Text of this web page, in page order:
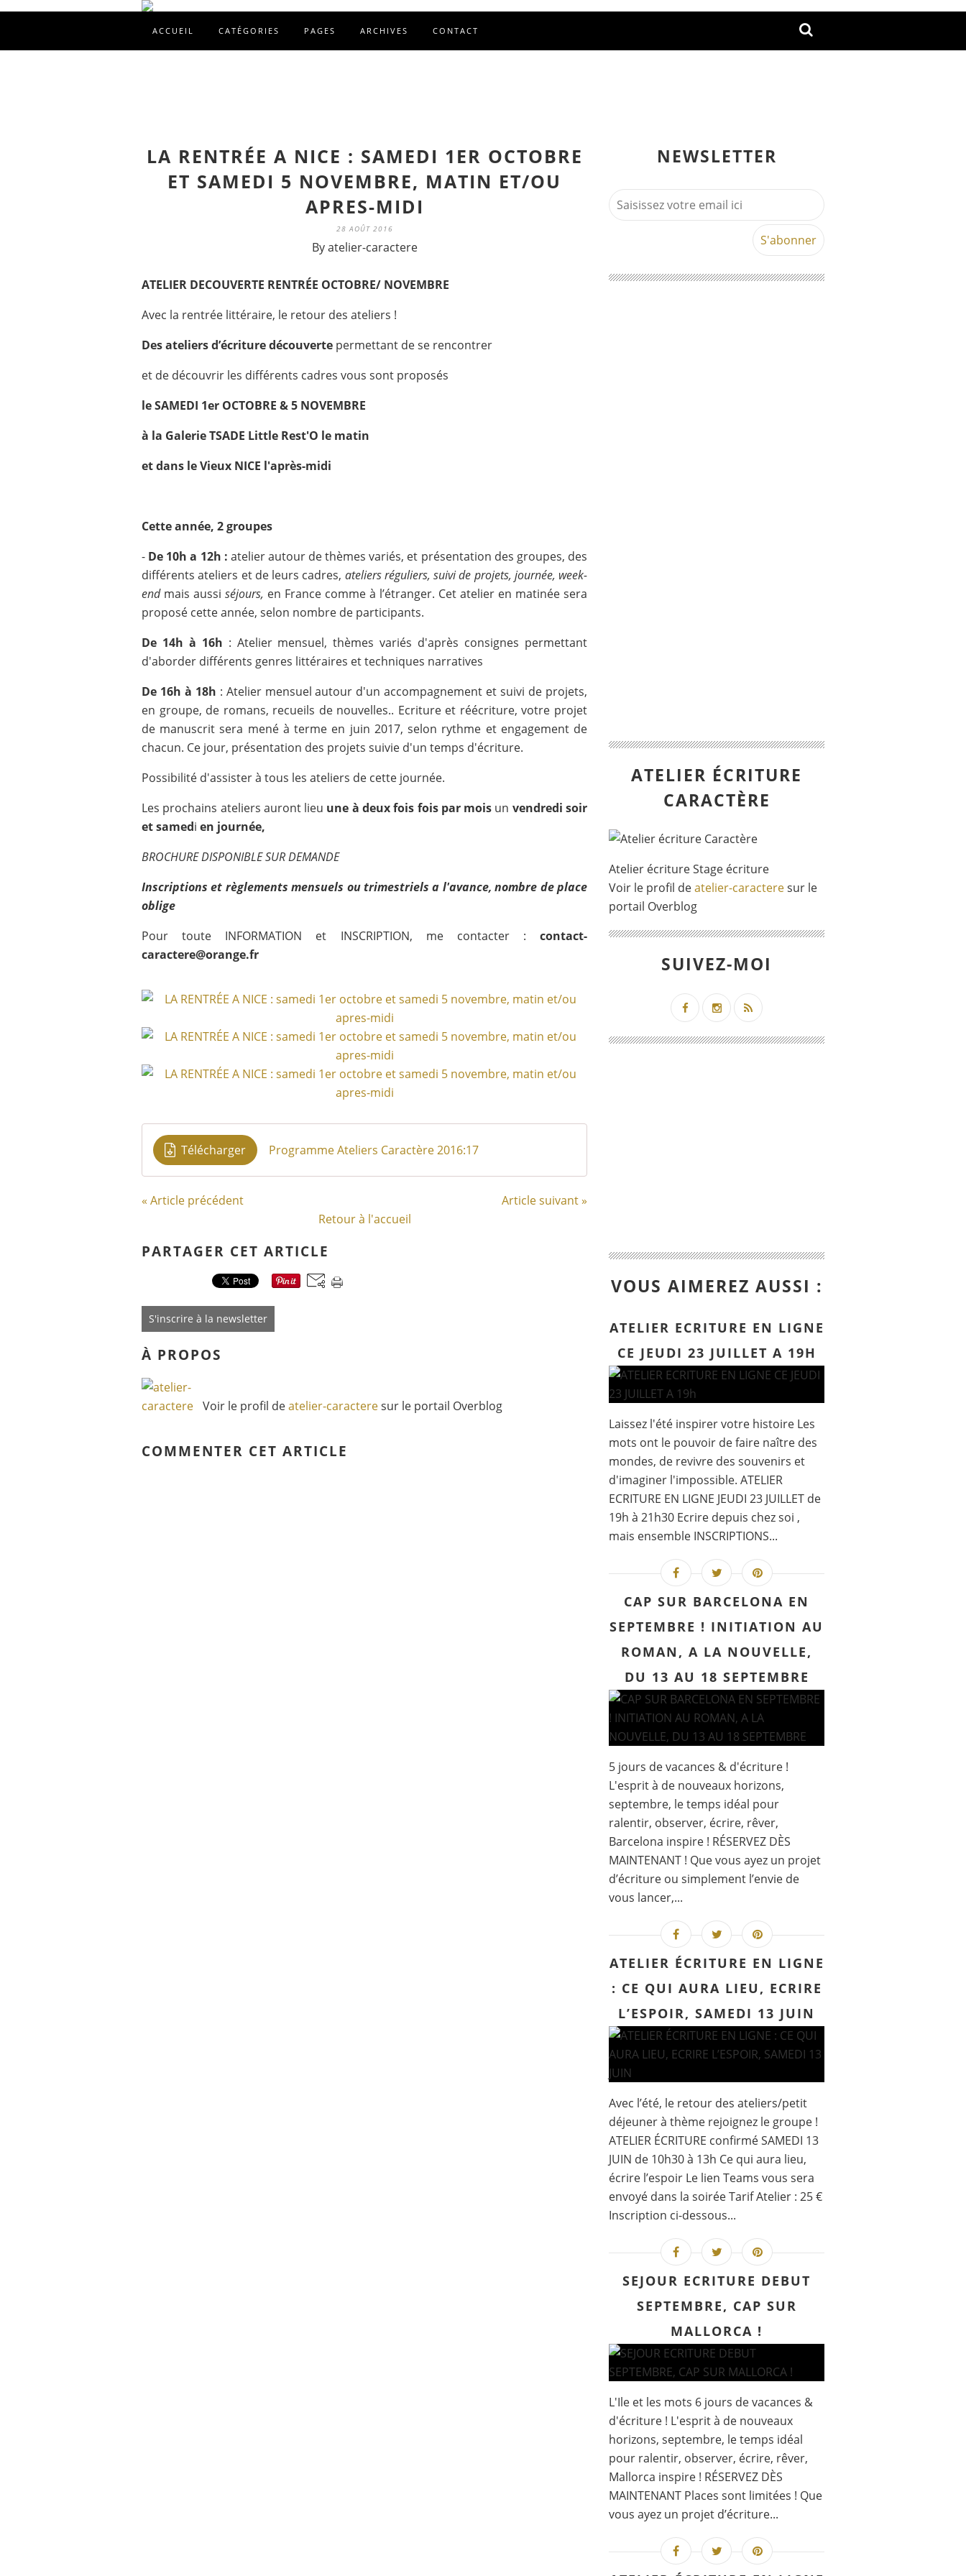
ACCUEIL CATÉGORIES PAGES ARCHIVES CONTACT
LA RENTRÉE A NICE : SAMEDI 1ER OCTOBRE
ET SAMEDI 5 NOVEMBRE, MATIN ET/OU
APRES-MIDI
28 AOÛT 2016
By atelier-caractere
ATELIER DECOUVERTE RENTRÉE OCTOBRE/ NOVEMBRE
Avec la rentrée littéraire, le retour des ateliers !
Des ateliersd’écriture découverte permettant de se rencontrer
et de découvrir les différents cadres vous sont proposés
le SAMEDI 1er OCTOBRE & 5 NOVEMBRE
à la Galerie TSADE Little Rest'O le matin
et dans le Vieux NICE l'après-midi
Cette année, 2 groupes
- De 10h a 12h : atelier autour de thèmes variés, et présentation des groupes, des
différents ateliers et de leurs cadres, ateliers réguliers, suivi de projets, journée, week-
end mais aussi séjours, en France comme à l’étranger. Cet atelier en matinée sera
proposé cette année, selon nombre de participants.
De 14h à 16h : Atelier mensuel, thèmes variés d'après consignes permettant
d'aborder différents genres littéraires et techniques narratives
De 16h à 18h : Atelier mensuel autour d'un accompagnement et suivi de projets,
en groupe, de romans, recueils de nouvelles.. Ecriture et réécriture, votre projet
de manuscrit sera mené à terme en juin 2017, selon rythme et engagement de
chacun. Ce jour, présentation des projets suivie d'un temps d'écriture.
Possibilité d'assister à tous les ateliers de cette journée.
Les prochains ateliers auront lieu une à deux fois fois par mois un vendredi soir
et samedi en journée,
BROCHURE DISPONIBLE SUR DEMANDE
Inscriptions et règlements mensuels ou trimestriels a l'avance, nombre de place
oblige
Pour toute INFORMATION et INSCRIPTION, me contacter : contact-
caractere@orange.fr
Télécharger Programme Ateliers Caractère 2016:17
« Article précédent
Article suivant »
Retour à l'accueil
PARTAGER CET ARTICLE
S'inscrire à la newsletter
À PROPOS
Voir le profil deatelier-caracteresur le portail Overblog
COMMENTER CET ARTICLE
NEWSLETTER
ATELIER ÉCRITURE
CARACTÈRE
Atelier écriture Stage écriture
Voir le profil deatelier-caracteresur le
portail Overblog
SUIVEZ-MOI
VOUS AIMEREZ AUSSI :
ATELIER ECRITURE EN LIGNE
CE JEUDI 23 JUILLET A 19H
Laissez l'été inspirer votre histoire Les
mots ont le pouvoir de faire naître des
mondes, de revivre des souvenirs et
d'imaginer l'impossible. ATELIER
ECRITURE EN LIGNE JEUDI 23 JUILLET de
19h à 21h30 Ecrire depuis chez soi ,
mais ensemble INSCRIPTIONS...
CAP SUR BARCELONA EN
SEPTEMBRE ! INITIATION AU
ROMAN, A LA NOUVELLE,
DU 13 AU 18 SEPTEMBRE
5 jours de vacances & d'écriture !
L'esprit à de nouveaux horizons,
septembre, le temps idéal pour
ralentir, observer, écrire, rêver,
Barcelona inspire ! RÉSERVEZ DÈS
MAINTENANT ! Que vous ayez un projet
d’écriture ou simplement l’envie de
vous lancer,...
ATELIER ÉCRITURE EN LIGNE
: CE QUI AURA LIEU, ECRIRE
L’ESPOIR, SAMEDI 13 JUIN
Avec l’été, le retour des ateliers/petit
déjeuner à thème rejoignez le groupe !
ATELIER ÉCRITURE confirmé SAMEDI 13
JUIN de 10h30 à 13h Ce qui aura lieu,
écrire l’espoir Le lien Teams vous sera
envoyé dans la soirée Tarif Atelier : 25 €
Inscription ci-dessous...
SEJOUR ECRITURE DEBUT
SEPTEMBRE, CAP SUR
MALLORCA !
L'Ile et les mots 6 jours de vacances &
d'écriture ! L'esprit à de nouveaux
horizons, septembre, le temps idéal
pour ralentir, observer, écrire, rêver,
Mallorca inspire ! RÉSERVEZ DÈS
MAINTENANT Places sont limitées ! Que
vous ayez un projet d’écriture...